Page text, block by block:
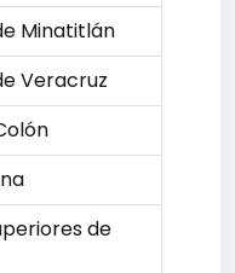
Minatitlán
Veracruz
de